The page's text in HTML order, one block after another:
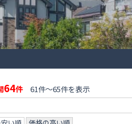
64件 61件〜65件を表示